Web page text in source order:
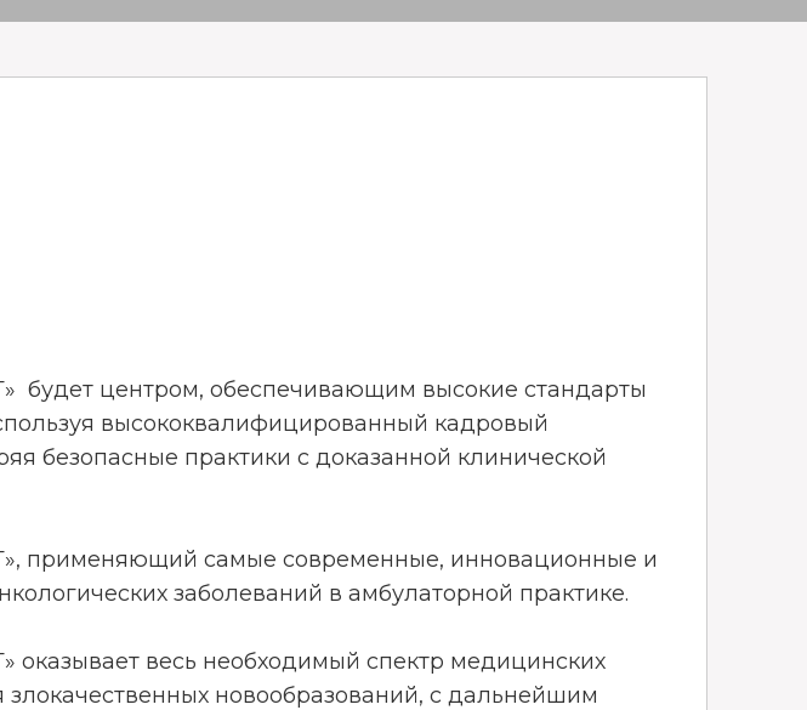
будет центром, обеспечивающим высокие стандарты
высококвалифицированный кадровый
безопасные практики с доказанной клинической
применяющий самые современные, инновационные и
заболеваний в амбулаторной практике.
оказывает весь необходимый спектр медицинских
новообразований, с дальнейшим